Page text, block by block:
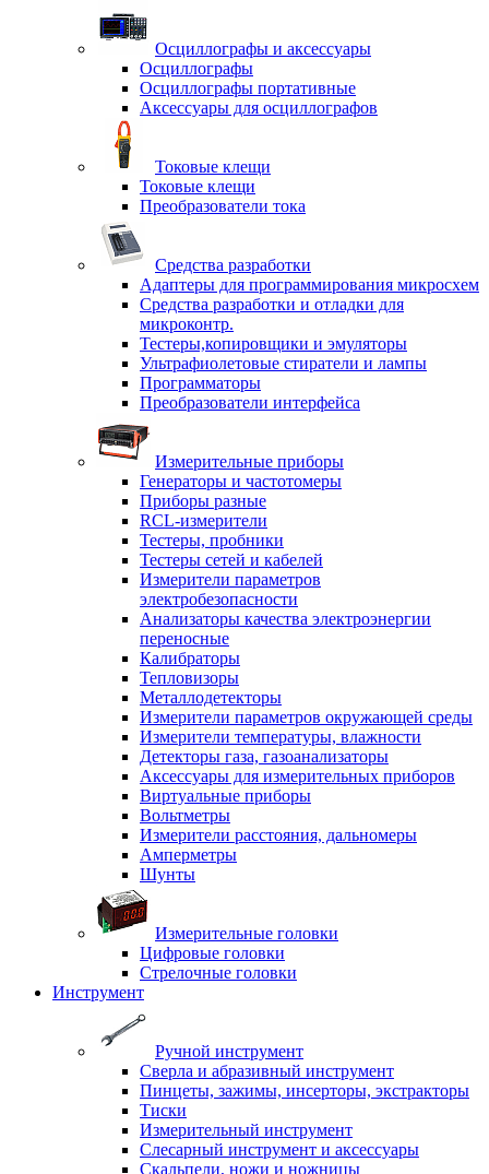
Осциллографы и аксессуары
Осциллографы
Осциллографы портативные
Аксессуары для осциллографов
Токовые клещи
Токовые клещи
Преобразователи тока
Средства разработки
Адаптеры для программирования микросхем
Средства разработки и отладки для
микроконтр.
Тестеры,копировщики и эмуляторы
Ультрафиолетовые стиратели и лампы
Программаторы
Преобразователи интерфейса
Измерительные приборы
Генераторы и частотомеры
Приборы разные
RCL-измерители
Тестеры, пробники
Тестеры сетей и кабелей
Измерители параметров
электробезопасности
Анализаторы качества электроэнергии
переносные
Калибраторы
Тепловизоры
Металлодетекторы
Измерители параметров окружающей среды
Измерители температуры, влажности
Детекторы газа, газоанализаторы
Аксессуары для измерительных приборов
Виртуальные приборы
Вольтметры
Измерители расстояния, дальномеры
Амперметры
Шунты
Измерительные головки
Цифровые головки
Стрелочные головки
Инструмент
Ручной инструмент
Сверла и абразивный инструмент
Пинцеты, зажимы, инсерторы, экстракторы
Тиски
Измерительный инструмент
Слесарный инструмент и аксессуары
Скальпели, ножи и ножницы